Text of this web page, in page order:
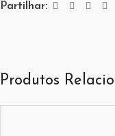
Partilhar:
Produtos